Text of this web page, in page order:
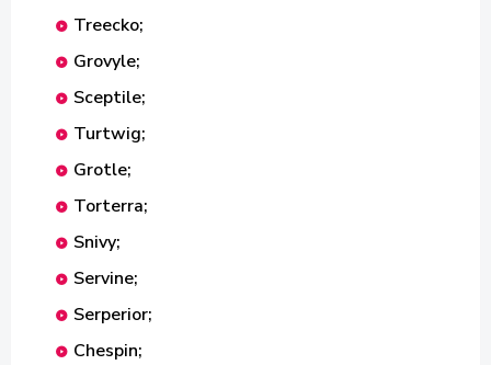
Treecko;
Grovyle;
Sceptile;
Turtwig;
Grotle;
Torterra;
Snivy;
Servine;
Serperior;
Chespin;